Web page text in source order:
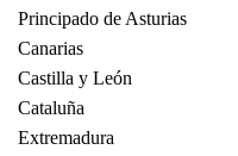
Principado de Asturias
Canarias
Castilla y León
Cataluña
Extremadura